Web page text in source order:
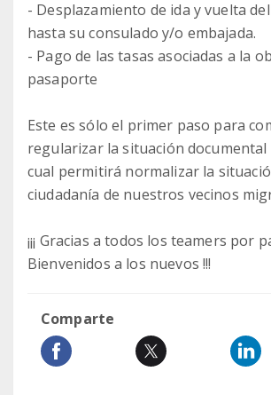
- Desplazamiento de ida y vuelta
hasta su consulado y/o embajada.
- Pago de las tasas asociadas a la
pasaporte
Este es sólo el primer paso para
regularizar la situación documental
cual permitirá normalizar la
ciudadanía de nuestros vecinos
¡¡¡ Gracias a todos los teamers por
Bienvenidos a los nuevos !!!
Comparte